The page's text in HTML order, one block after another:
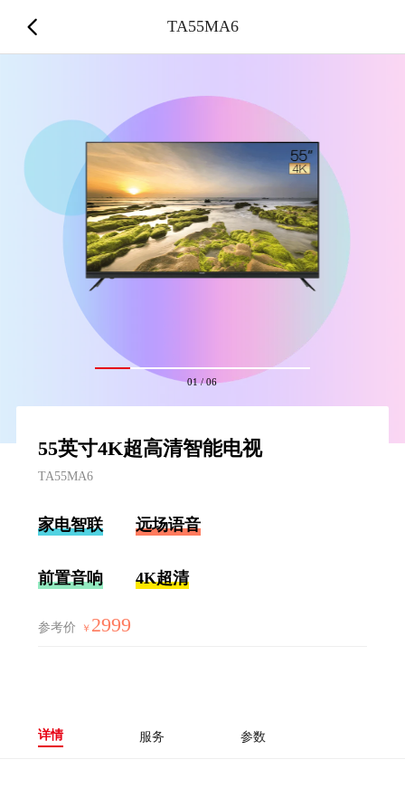
01/06
55英寸4K超高清智能电视
TA55MA6
家电智联 远场语音
前置音响 4K超清
参考价 ￥ 2999
详情 服务 参数
TA55MA6